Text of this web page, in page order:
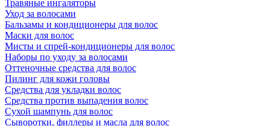
Травяные ингаляторы
Уход за волосами
Бальзамы и кондиционеры для волос
Маски для волос
Мисты и спрей-кондиционеры для волос
Наборы по уходу за волосами
Оттеночные средства для волос
Пилинг для кожи головы
Средства для укладки волос
Средства против выпадения волос
Сухой шампунь для волос
Сыворотки, филлеры и масла для волос